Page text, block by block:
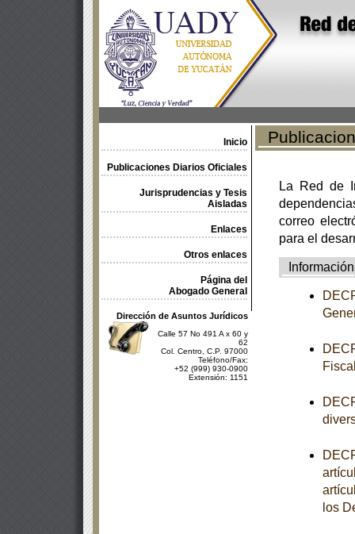
Inicio
Publicaciones Diarios Oficiales
Jurisprudencias y Tesis
Aisladas
Enlaces
Otros enlaces
Página del
Abogado General
Dirección de Asuntos Jurídicos
Calle 57 No 491 A x 60 y
62
Col. Centro, C.P. 97000
Teléfono/Fax:
+52 (999) 930-0900
Extensión: 1151
La Red de
correo
para el
Información
los